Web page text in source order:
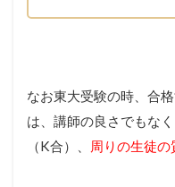
なお東大受験の時、合
は、講師の良さでもな
（K合）、
周りの生徒の